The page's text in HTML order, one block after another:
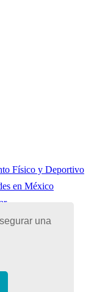
una
Físico y Deportivo
en México
en México